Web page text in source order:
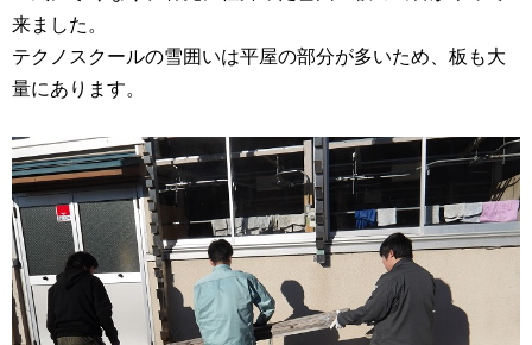
来ました。
テクノスクールの雪囲いは平屋の部分が多いため、板も大
量にあります。